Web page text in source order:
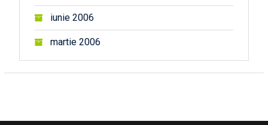
iunie 2006
martie 2006